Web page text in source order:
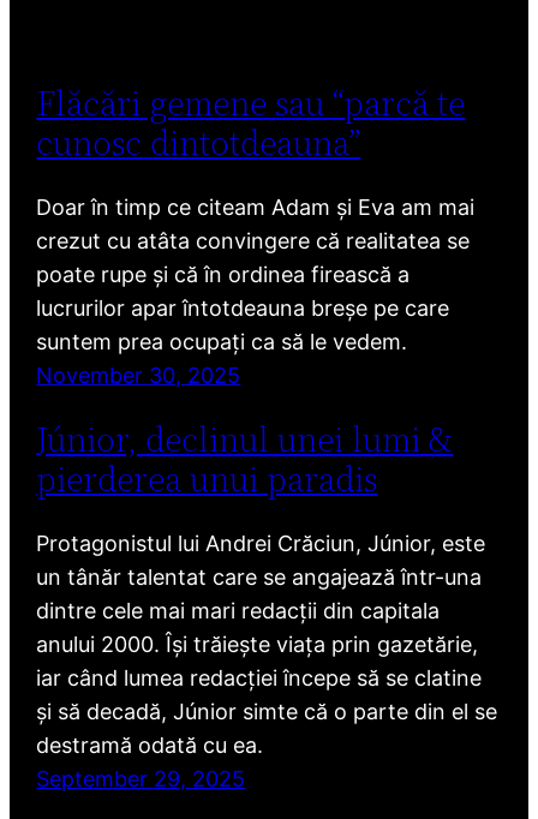
Flăcări gemene sau “parcă te
cunosc dintotdeauna”
Doar în timp ce citeam Adam și Eva am mai
crezut cu atâta convingere că realitatea se
poate rupe și că în ordinea firească a
lucrurilor apar întotdeauna breșe pe care
suntem prea ocupați ca să le vedem.
November 30, 2025
Júnior, declinul unei lumi &
pierderea unui paradis
Protagonistul lui Andrei Crăciun, Júnior, este
un tânăr talentat care se angajează într-una
dintre cele mai mari redacții din capitala
anului 2000. Își trăiește viața prin gazetărie,
iar când lumea redacției începe să se clatine
și să decadă, Júnior simte că o parte din el se
destramă odată cu ea.
September 29, 2025